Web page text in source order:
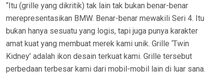
“Itu (grille yang dikritik) tak lain tak bukan benar-benar
merepresentasikan BMW. Benar-benar mewakili Seri 4. Itu
bukan hanya sesuatu yang logis, tapi juga punya karakter
amat kuat yang membuat merek kami unik. Grille ‘Twin
Kidney’ adalah ikon desain terkuat kami. Grille tersebut
perbedaan terbesar kami dari mobil-mobil lain di luar sana.